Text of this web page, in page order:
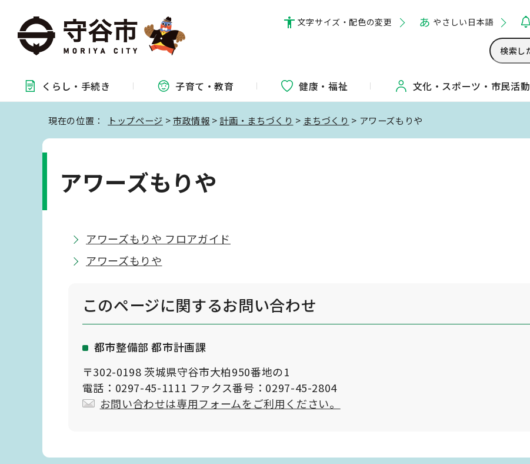
文字サイズ・配色の変更 やさしい日本語
くらし・ 手続き 子育て・教育 健康・福祉 文化・ スポーツ・ 市民活動
現在の位置： トップページ >市政情報 > 計画・まちづくり > まちづくり > アワーズもりや
アワーズもりや
アワーズもりや フロアガイド
アワーズもりや
このページに関するお問い合わせ
都市整備部 都市計画課
〒302-0198 茨城県守谷市大柏950番地の1
電話：0297-45-1111 ファクス番号：0297-45-2804
お問い合わせは専用フォームをご利用ください。